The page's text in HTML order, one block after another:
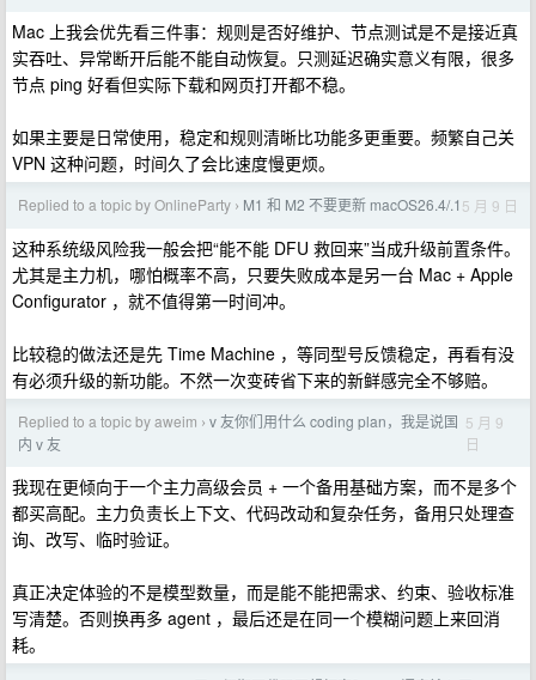
Mac 上我会优先看三件事：规则是否好维护、节点测试是不是接近真
实吞吐、异常断开后能不能自动恢复。只测延迟确实意义有限，很多
节点 ping 好看但实际下载和网页打开都不稳。
如果主要是日常使用，稳定和规则清晰比功能多更重要。频繁自己关
VPN 这种问题，时间久了会比速度慢更烦。
Replied to a topic by OnlineParty › M1 和 M2 不要更新 macOS26.4/.1 5 月 9 日
这种系统级风险我一般会把“能不能 DFU 救回来”当成升级前置条件。
尤其是主力机，哪怕概率不高，只要失败成本是另一台 Mac + Apple
Configurator ，就不值得第一时间冲。
比较稳的做法还是先 Time Machine ，等同型号反馈稳定，再看有没
有必须升级的新功能。不然一次变砖省下来的新鲜感完全不够赔。
Replied to a topic by aweim › v 友你们用什么 coding plan，我是说国
内 v 友
5 月 9
日
我现在更倾向于一个主力高级会员 + 一个备用基础方案，而不是多个
都买高配。主力负责长上下文、代码改动和复杂任务，备用只处理查
询、改写、临时验证。
真正决定体验的不是模型数量，而是能不能把需求、约束、验收标准
写清楚。否则换再多 agent ，最后还是在同一个模糊问题上来回消
耗。